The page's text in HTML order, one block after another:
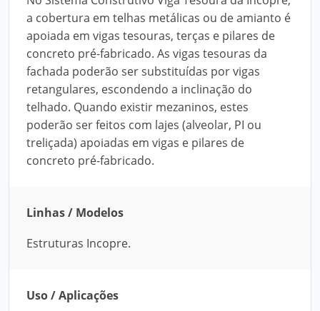
a cobertura em telhas metálicas ou de amianto é
apoiada em vigas tesouras, terças e pilares de
concreto pré-fabricado. As vigas tesouras da
fachada poderão ser substituídas por vigas
retangulares, escondendo a inclinação do
telhado. Quando existir mezaninos, estes
poderão ser feitos com lajes (alveolar, PI ou
treliçada) apoiadas em vigas e pilares de
concreto pré-fabricado.
Linhas / Modelos
Estruturas Incopre.
Uso / Aplicações